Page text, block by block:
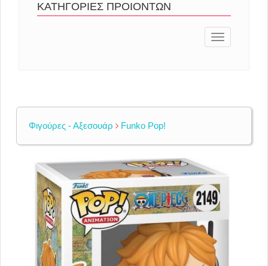
ΚΑΤΗΓΟΡΙΕΣ ΠΡΟΙΟΝΤΩΝ
Toggle
Φιγούρες - Αξεσουάρ Funko Pop!